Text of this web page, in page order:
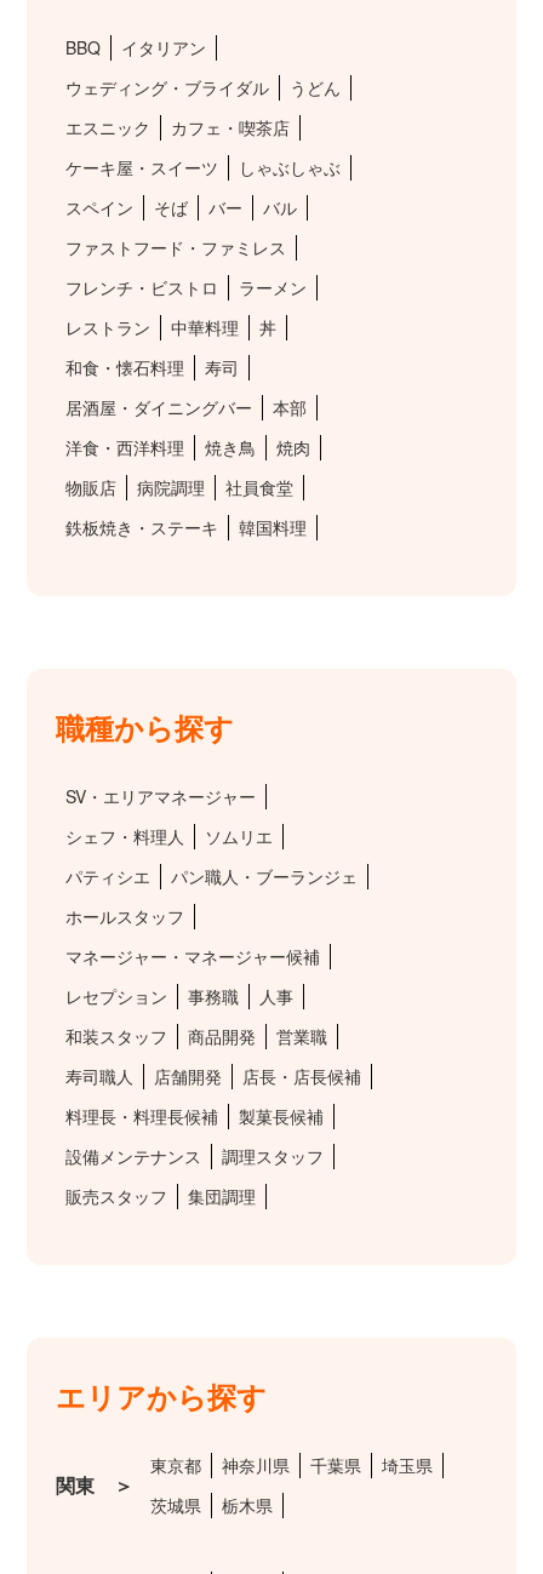
BBQ
イタリアン
ウェディング・ブライダル
うどん
エスニック
カフェ・喫茶店
ケーキ屋・スイーツ
しゃぶしゃぶ
スペイン
そば バー
バル
ファストフード・ファミレス
フレンチ・ビストロ
ラーメン
レストラン
中華料理
丼
和食・懐石料理
寿司
居酒屋・ダイニングバー
本部
洋食・西洋料理
焼き鳥
焼肉
物販店
病院調理
社員食堂
鉄板焼き・ステーキ
韓国料理
職種から探す
SV・エリアマネージャー
シェフ・料理人
ソムリエ
パティシエ
パン職人・ブーランジェ
ホールスタッフ
マネージャー・マネージャー候補
レセプション
事務職
人事
和装スタッフ
商品開発
営業職
寿司職人
店舗開発
店長・店長候補
料理長・料理長候補
製菓長候補
設備メンテナンス
調理スタッフ
販売スタッフ
集団調理
エリアから探す
関東 ＞
東京都 神奈川県 千葉県
埼玉県
茨城県
栃木県